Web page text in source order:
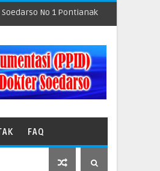
Soedarso No 1 Pontianak
FAQ